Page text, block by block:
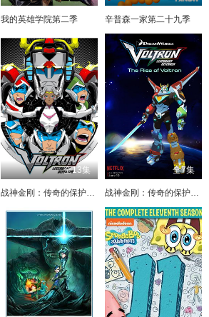
我的英雄学院第二季 辛普森一家第二十九季
全13集
战神金刚：传奇的保护神第二季
全7集
战神金刚：传奇的保护神第三季